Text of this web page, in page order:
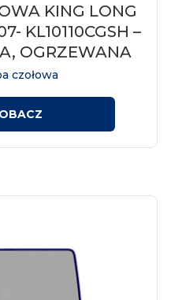
KING LONG
KL10110CGSH –
OGRZEWANA
czołowa
KING LONG
KL10110CGSH. Szkło
ogrzewane.